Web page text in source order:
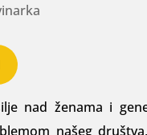
nad ženama i
na­šeg